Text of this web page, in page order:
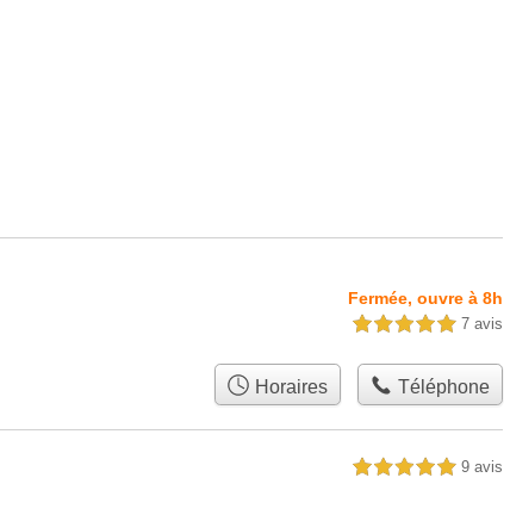
Fermée, ouvre à 8h
5,0 étoiles sur 5 7 avis
Horaires Téléphone
5,0 étoiles sur 5 9 avis